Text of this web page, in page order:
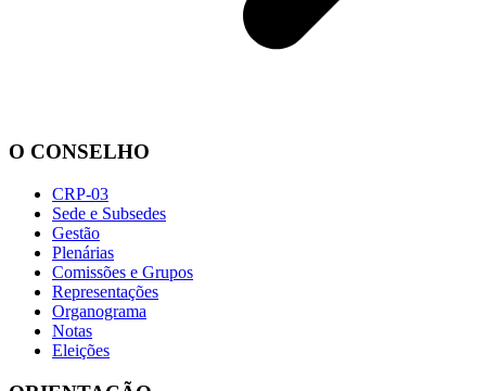
O CONSELHO
CRP-03
Sede e Subsedes
Gestão
Plenárias
Comissões e Grupos
Representações
Organograma
Notas
Eleições